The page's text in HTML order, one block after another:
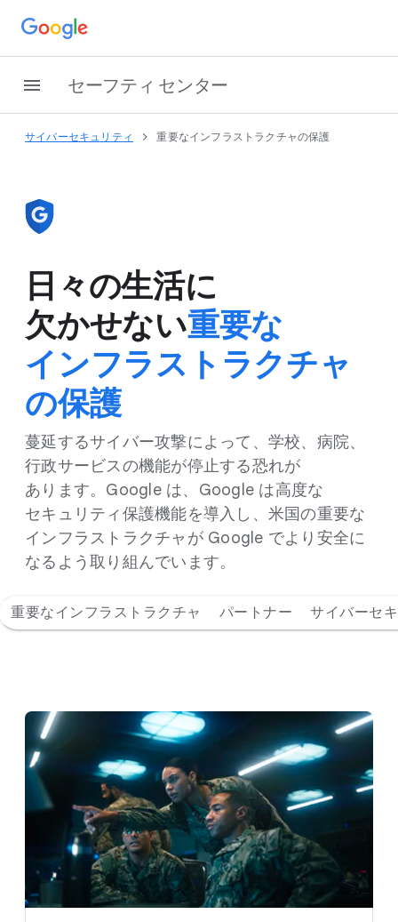
セーフティ センター
サイバーセキュリティ 重要な​インフラストラクチャの​保護
日々の​生活に​
欠かせない重要な​
インフラストラクチャ
の​保護
蔓延する​サイバー攻撃に​よって、​学校、​病院、​
行政サービスの​機能が​停止する​恐れが​
あります。​Google は、​Google は​高度な​
セキュリティ保護機能を​導入し、​米国の​重要な​
インフラストラクチャが Google で​より​安全に​
なるよう​取り​組んでいます。
重要なインフラストラクチャ パートナー サイバーセ